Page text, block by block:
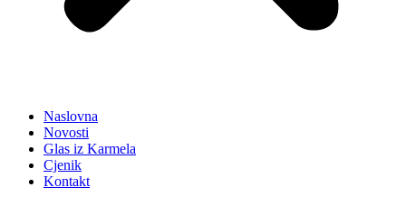
Naslovna
Novosti
Glas iz Karmela
Cjenik
Kontakt